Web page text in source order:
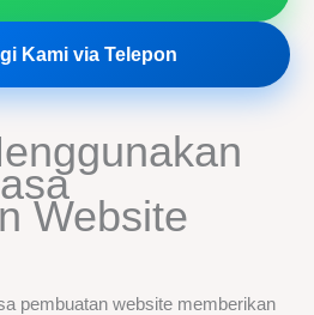
Kami via Telepon
Website
pembuatan website memberikan